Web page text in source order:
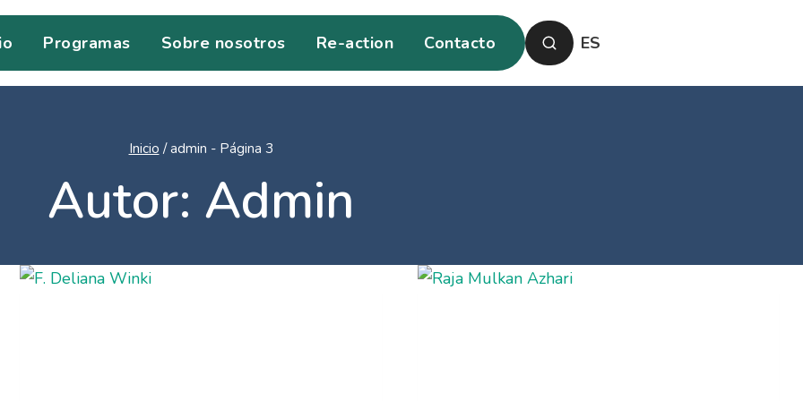
Programas Sobre nosotros Re-action Contacto
Inicio / admin - Página 3
Autor: Admin